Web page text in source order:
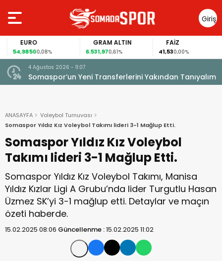
Giriş
Yap
EURO
54,98500,08%
GRAM ALTIN
6.531,970,61%
FAİZ
41,530,00%
4 Ağustos 2026 - 11:07
Somaspor’un Yeni Transferlerini Yakından Tanıyalım
ANASAYFA
Voleybol Turnuvası
Somaspor Yıldız Kız Voleybol Takımı lideri 3-1 Mağlup Etti.
Somaspor Yıldız Kız Voleybol
Takımı lideri 3-1 Mağlup Etti.
Somaspor Yıldız Kız Voleybol Takımı, Manisa
Yıldız Kızlar Ligi A Grubu’nda lider Turgutlu Hasan
Üzmez SK’yi 3-1 mağlup etti. Detaylar ve maçın
özeti haberde.
15.02.2025 08:06 Güncellenme :15.02.2025 11:02